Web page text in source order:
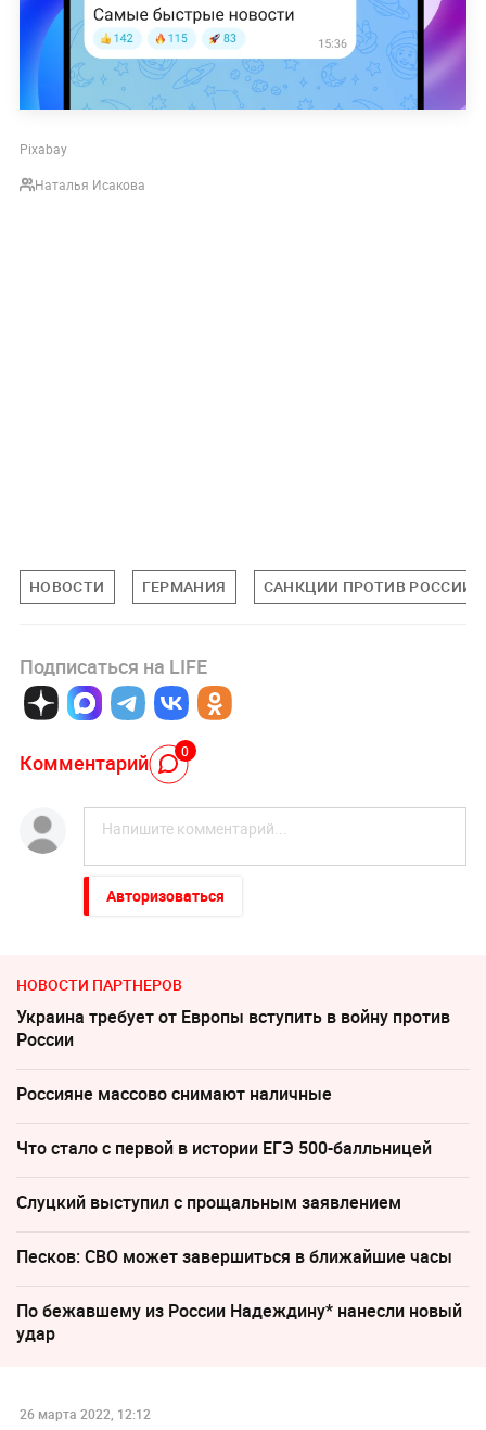
Pixabay
Наталья Исакова
НОВОСТИ ГЕРМАНИЯ САНКЦИИ ПРОТИВ РОССИИ
Подписаться на LIFE
Комментарий 0
Авторизоваться
НОВОСТИ ПАРТНЕРОВ
Украина требует от Европы вступить в войну против
России
Россияне массово снимают наличные
Что стало с первой в истории ЕГЭ 500-балльницей
Слуцкий выступил с прощальным заявлением
Песков: СВО может завершиться в ближайшие часы
По бежавшему из России Надеждину* нанесли новый
удар
26 марта 2022, 12:12